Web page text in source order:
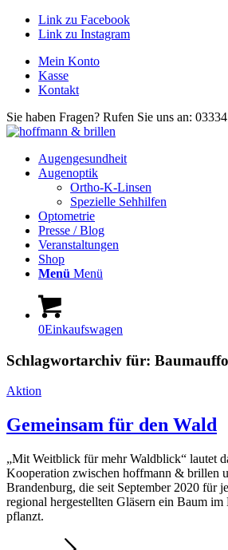
Link zu Facebook
Link zu Instagram
Mein Konto
Kasse
Kontakt
Sie haben Fragen? Rufen Sie uns an:
Augengesundheit
Augenoptik
Ortho-K-Linsen
Spezielle Sehhilfen
Optometrie
Presse / Blog
Veranstaltungen
Shop
Menü Menü
0Einkaufswagen
Schlagwortarchiv für:
Aktion
Gemeinsam für den Wald
„Mit Weitblick für mehr Waldblick“ lautet
Kooperation zwischen hoffmann & brillen
Brandenburg, die seit September 2020 für
regional hergestellten Gläsern ein Baum
pflanzt.